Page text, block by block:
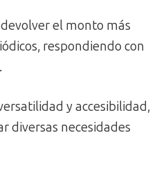
el monto más
respondiendo con
y accesibilidad,
diversas necesidades